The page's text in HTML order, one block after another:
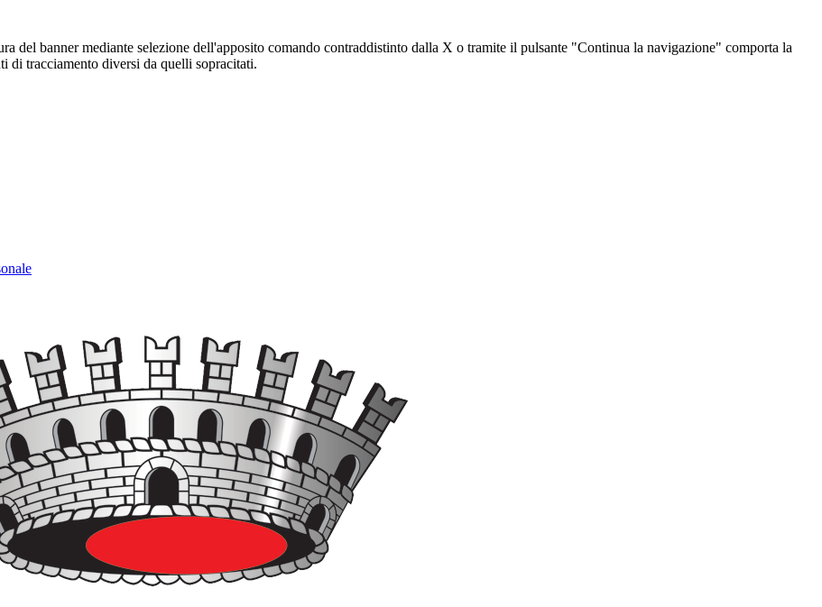
del banner mediante selezione dell'apposito comando contraddistinto dalla X o tramite il pulsante "Continua la navigazione" comporta la
di tracciamento diversi da quelli sopracitati.